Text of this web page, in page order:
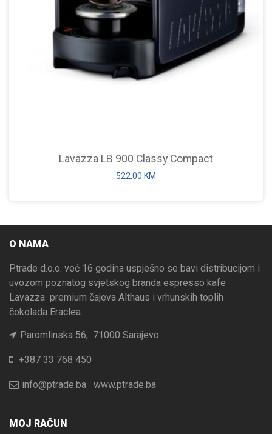
Lavazza LB 900 Classy Compact
522,00 KM
O NAMA
P.trade d.o.o. već 16 godina uspješno se bavi distribucijom i
uvozom poznatog svjetskog branda espresso kafe
Lavazza premium čajeva Althaus i vrhunskih toplih
čokolada Eraclea.
Paromlinska 56, 71000 Sarajevo
+387 33 768 450
info@ptrade.ba www.ptrade.ba
MOJ RAČUN